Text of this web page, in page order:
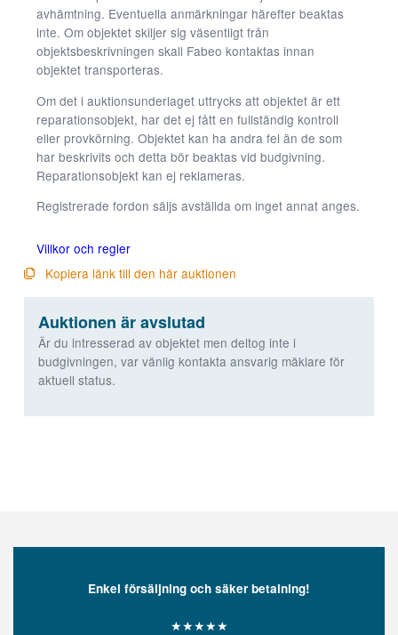
avhämtning. Eventuella anmärkningar härefter beaktas
inte. Om objektet skiljer sig väsentligt från
objektsbeskrivningen skall Fabeo kontaktas innan
objektet transporteras.
Om det i auktionsunderlaget uttrycks att objektet är ett
reparationsobjekt, har det ej fått en fullständig kontroll
eller provkörning. Objektet kan ha andra fel än de som
har beskrivits och detta bör beaktas vid budgivning.
Reparationsobjekt kan ej reklameras.
Registrerade fordon säljs avställda om inget annat anges.
Villkor och regler
Kopiera länk till den här auktionen
Auktionen är avslutad
Är du intresserad av objektet men deltog inte i
budgivningen, var vänlig kontakta ansvarig mäklare för
aktuell status.
Enkel försäljning och säker betalning!
★★★★★
kommer viss
funktionalitet
att försvinna
från
Marknadsföring
Genom att dela
med dig av dina
beteende när du
chansen att få se
personligt